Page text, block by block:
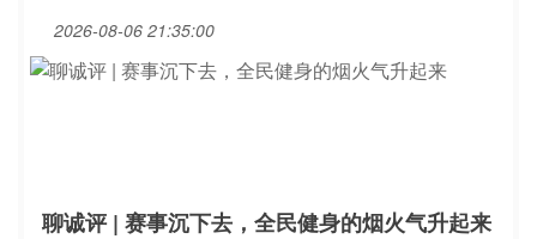
2026-08-06 21:35:00
聊诚评 | 赛事沉下去，全民健身的烟火气升起来